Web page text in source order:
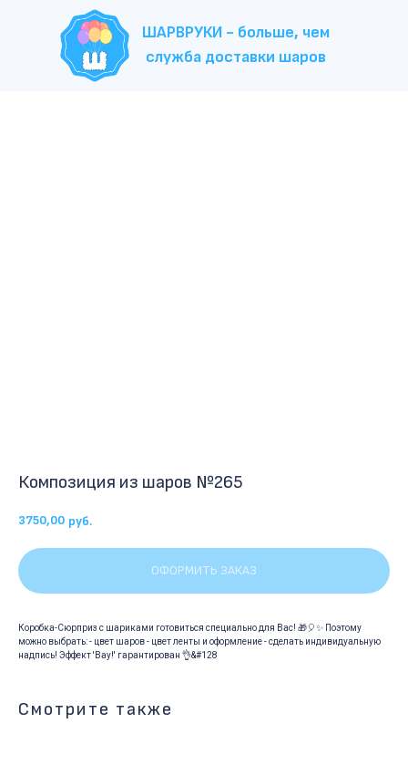
ШАРВРУКИ - больше, чем
служба доставки шаров
Композиция из шаров №265
3750,00 руб.
ОФОРМИТЬ ЗАКАЗ
Коробка-Сюрприз с шариками готовиться специально для Вас! 🎁🎈✨ Поэтому
можно выбрать: - цвет шаров - цвет ленты и оформление - сделать индивидуальную
надпись! Эффект 'Вау!' гарантирован 👌&#128
Смотрите также